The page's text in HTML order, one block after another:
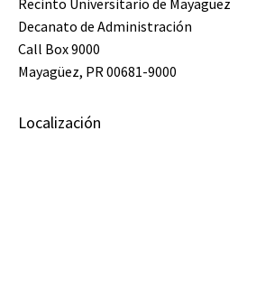
Recinto Universitario de Mayagüez
Decanato de Administración
Call Box 9000
Mayagüez, PR 00681-9000
Localización